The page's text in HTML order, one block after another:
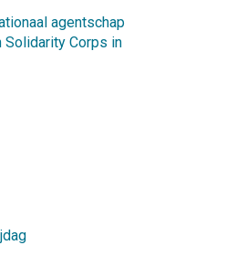
agentschap
Solidarity Corps in